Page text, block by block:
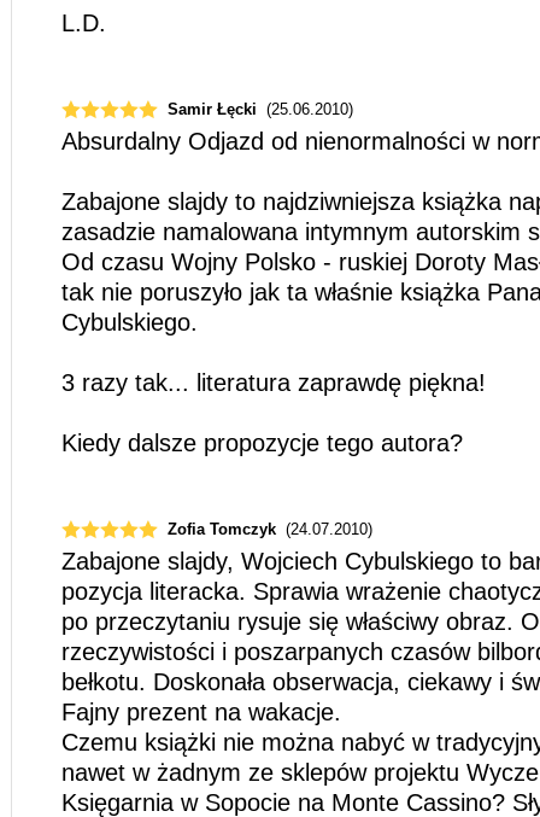
L.D.
Samir Łęcki (25.06.2010)
Absurdalny Odjazd od nienormalności w
Zabajone slajdy to najdziwniejsza książka
zasadzie namalowana intymnym autorskim
Od czasu Wojny Polsko - ruskiej Doroty
tak nie poruszyło jak ta właśnie książka
Cybulskiego.
3 razy tak... literatura zaprawdę piękna!
Kiedy dalsze propozycje tego autora?
Zofia Tomczyk (24.07.2010)
Zabajone slajdy, Wojciech Cybulskiego to
pozycja literacka. Sprawia wrażenie
po przeczytaniu rysuje się właściwy obraz.
rzeczywistości i poszarpanych czasów
bełkotu. Doskonała obserwacja, ciekawy i
Fajny prezent na wakacje.
Czemu książki nie można nabyć w
nawet w żadnym ze sklepów projektu
Księgarnia w Sopocie na Monte Cassino?